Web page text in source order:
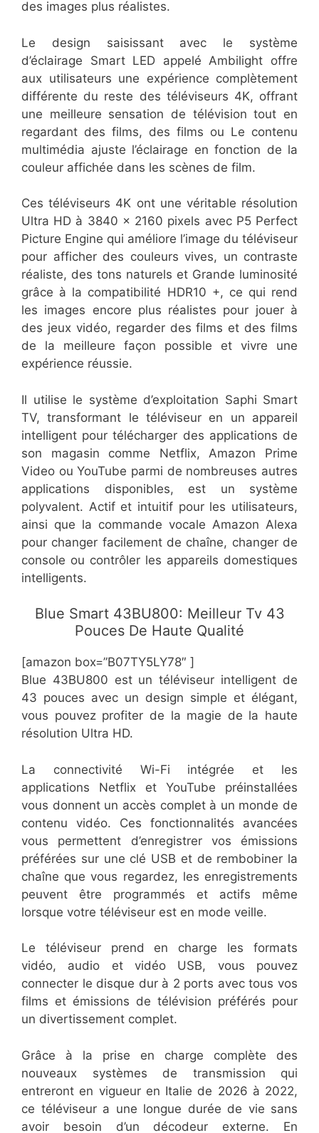
des images plus réalistes.
Le design saisissant avec le système
d’éclairage Smart LED appelé Ambilight offre
aux utilisateurs une expérience complètement
différente du reste des téléviseurs 4K, offrant
une meilleure sensation de télévision tout en
regardant des films, des films ou Le contenu
multimédia ajuste l’éclairage en fonction de la
couleur affichée dans les scènes de film.
Ces téléviseurs 4K ont une véritable résolution
Ultra HD à 3840 x 2160 pixels avec P5 Perfect
Picture Engine qui améliore l’image du téléviseur
pour afficher des couleurs vives, un contraste
réaliste, des tons naturels et Grande luminosité
grâce à la compatibilité HDR10 +, ce qui rend
les images encore plus réalistes pour jouer à
des jeux vidéo, regarder des films et des films
de la meilleure façon possible et vivre une
expérience réussie.
Il utilise le système d’exploitation Saphi Smart
TV, transformant le téléviseur en un appareil
intelligent pour télécharger des applications de
son magasin comme Netflix, Amazon Prime
Video ou YouTube parmi de nombreuses autres
applications disponibles, est un système
polyvalent. Actif et intuitif pour les utilisateurs,
ainsi que la commande vocale Amazon Alexa
pour changer facilement de chaîne, changer de
console ou contrôler les appareils domestiques
intelligents.
Blue Smart 43BU800: Meilleur Tv 43
Pouces De Haute Qualité
[amazon box=”B07TY5LY78″ ]
Blue 43BU800 est un téléviseur intelligent de
43 pouces avec un design simple et élégant,
vous pouvez profiter de la magie de la haute
résolution Ultra HD.
La connectivité Wi-Fi intégrée et les
applications Netflix et YouTube préinstallées
vous donnent un accès complet à un monde de
contenu vidéo. Ces fonctionnalités avancées
vous permettent d’enregistrer vos émissions
préférées sur une clé USB et de rembobiner la
chaîne que vous regardez, les enregistrements
peuvent être programmés et actifs même
lorsque votre téléviseur est en mode veille.
Le téléviseur prend en charge les formats
vidéo, audio et vidéo USB, vous pouvez
connecter le disque dur à 2 ports avec tous vos
films et émissions de télévision préférés pour
un divertissement complet.
Grâce à la prise en charge complète des
nouveaux systèmes de transmission qui
entreront en vigueur en Italie de 2026 à 2022,
ce téléviseur a une longue durée de vie sans
avoir besoin d’un décodeur externe. En